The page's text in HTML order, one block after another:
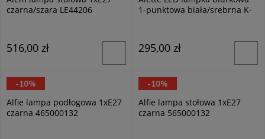
czarna/szara LE44206
516,00 zł
1-punktowa biała/srebrna K-
295,00 zł
Trio
Alfie lampa podłogowa 1xE27
czarna 465000132
-10%
Trio
Alfie lampa stołowa 1xE27
czarna 565000132
-10%